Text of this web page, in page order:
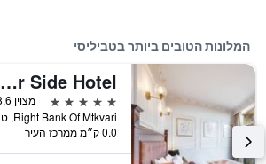
המלונות הטובים ביותר בטביליסי
River Side Hotel
5 כוכבים
מצוין 8.6
0.0 ק״מ ממרכז העיר